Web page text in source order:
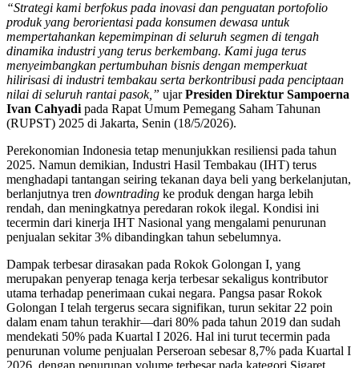
“Strategi kami berfokus pada inovasi dan penguatan portofolio
produk yang berorientasi pada konsumen dewasa untuk
mempertahankan kepemimpinan di seluruh segmen di tengah
dinamika industri yang terus berkembang. Kami juga terus
menyeimbangkan pertumbuhan bisnis dengan memperkuat
hilirisasi di industri tembakau serta berkontribusi pada penciptaan
nilai di seluruh rantai pasok,” ujarPresiden Direktur Sampoerna
Ivan Cahyadi pada Rapat Umum Pemegang Saham Tahunan
(RUPST) 2025 di Jakarta, Senin (18/5/2026).
Perekonomian Indonesia tetap menunjukkan resiliensi pada tahun
2025. Namun demikian, Industri Hasil Tembakau (IHT) terus
menghadapi tantangan seiring tekanan daya beli yang berkelanjutan,
berlanjutnya tren downtrading ke produk dengan harga lebih
rendah, dan meningkatnya peredaran rokok ilegal. Kondisi ini
tecermin dari kinerja IHT Nasional yang mengalami penurunan
penjualan sekitar 3% dibandingkan tahun sebelumnya.
Dampak terbesar dirasakan pada Rokok Golongan I, yang
merupakan penyerap tenaga kerja terbesar sekaligus kontributor
utama terhadap penerimaan cukai negara. Pangsa pasar Rokok
Golongan I telah tergerus secara signifikan, turun sekitar 22 poin
dalam enam tahun terakhir—dari 80% pada tahun 2019 dan sudah
mendekati 50% pada Kuartal I 2026. Hal ini turut tecermin pada
penurunan volume penjualan Perseroan sebesar 8,7% pada Kuartal I